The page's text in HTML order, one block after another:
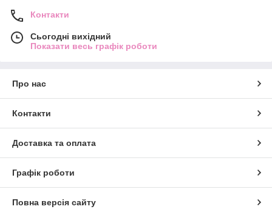
Контакти
Сьогодні вихідний
Показати весь графік роботи
Про нас
Контакти
Доставка та оплата
Графік роботи
Повна версія сайту